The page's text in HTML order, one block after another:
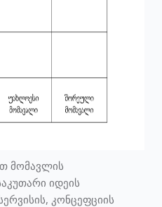
მომავლის
იდეის
კონცეფციის